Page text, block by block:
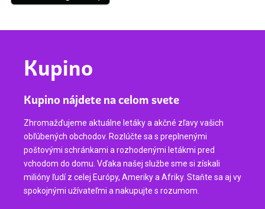
Kupino
Kupino nájdete na celom svete
Zhromažďujeme aktuálne letáky a akčné zľavy vašich
obľúbených obchodov. Rozlúčte sa s preplnenými
poštovými schránkami a rozhodenými letákmi pred
vchodom do domu. Vďaka našej službe sme si získali
milióny ľudí z celej Európy, Ameriky a Afriky. Staňte sa aj vy
spokojnými užívateľmi a nakupujte s rozumom.